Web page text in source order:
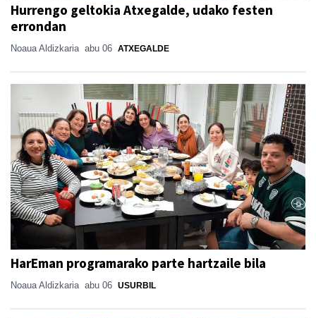
Hurrengo geltokia Atxegalde, udako festen
errondan
Noaua Aldizkaria abu 06 ATXEGALDE
HarEman programarako parte hartzaile bila
Noaua Aldizkaria abu 06 USURBIL